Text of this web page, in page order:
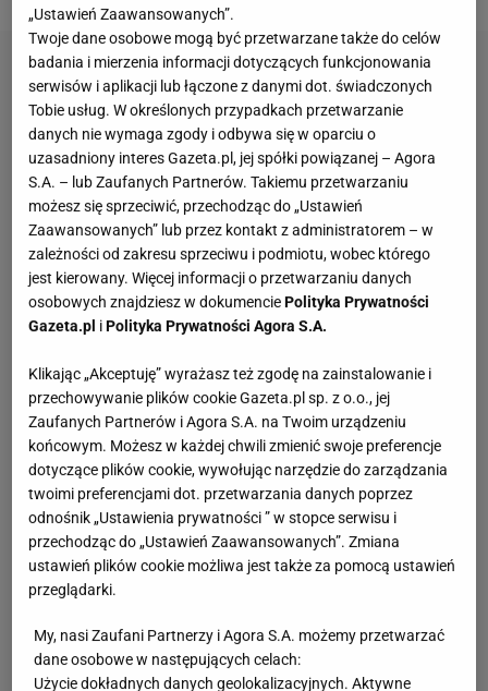
„Ustawień Zaawansowanych”.
Twoje dane osobowe mogą być przetwarzane także do celów
badania i mierzenia informacji dotyczących funkcjonowania
serwisów i aplikacji lub łączone z danymi dot. świadczonych
Tobie usług. W określonych przypadkach przetwarzanie
danych nie wymaga zgody i odbywa się w oparciu o
uzasadniony interes Gazeta.pl, jej spółki powiązanej – Agora
S.A. – lub Zaufanych Partnerów. Takiemu przetwarzaniu
możesz się sprzeciwić, przechodząc do „Ustawień
Zaawansowanych” lub przez kontakt z administratorem – w
zależności od zakresu sprzeciwu i podmiotu, wobec którego
jest kierowany. Więcej informacji o przetwarzaniu danych
osobowych znajdziesz w dokumenciePolityka Prywatności
Gazeta.pl iPolityka Prywatności Agora S.A.
Klikając „Akceptuję” wyrażasz też zgodę na zainstalowanie i
przechowywanie plików cookie Gazeta.pl sp. z o.o., jej
Zaufanych Partnerów i Agora S.A. na Twoim urządzeniu
końcowym. Możesz w każdej chwili zmienić swoje preferencje
dotyczące plików cookie, wywołując narzędzie do zarządzania
twoimi preferencjami dot. przetwarzania danych poprzez
odnośnik „Ustawienia prywatności ” w stopce serwisu i
przechodząc do „Ustawień Zaawansowanych”. Zmiana
ustawień plików cookie możliwa jest także za pomocą ustawień
przeglądarki.
My, nasi Zaufani Partnerzy i Agora S.A. możemy przetwarzać
dane osobowe w następujących celach:
Użycie dokładnych danych geolokalizacyjnych. Aktywne